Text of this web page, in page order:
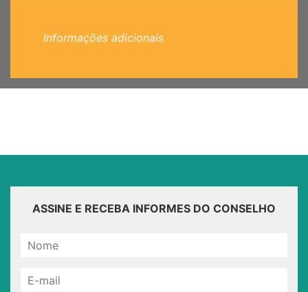
Informações adicionais
ASSINE E RECEBA INFORMES DO CONSELHO